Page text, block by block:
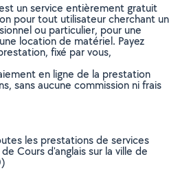
un service entièrement gratuit
pour tout utilisateur cherchant un
ou particulier, pour une
location de matériel. Payez
fixé par vous,
en ligne de la prestation
sans aucune commission ni frais
les prestations de services
Cours d'anglais sur la ville de